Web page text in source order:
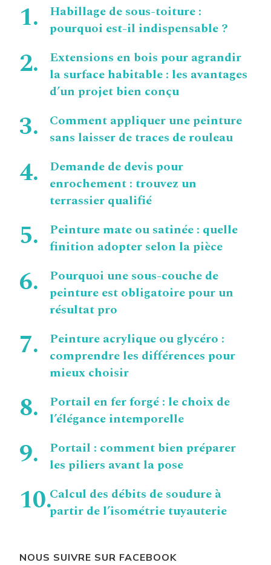
Habillage de sous-toiture :
pourquoi est-il indispensable ?
Extensions en bois pour agrandir
la surface habitable : les avantages
d’un projet bien conçu
Comment appliquer une peinture
sans laisser de traces de rouleau
Demande de devis pour
enrochement : trouvez un
terrassier qualifié
Peinture mate ou satinée : quelle
finition adopter selon la pièce
Pourquoi une sous-couche de
peinture est obligatoire pour un
résultat pro
Peinture acrylique ou glycéro :
comprendre les différences pour
mieux choisir
Portail en fer forgé : le choix de
l’élégance intemporelle
Portail : comment bien préparer
les piliers avant la pose
Calcul des débits de soudure à
partir de l’isométrie tuyauterie
NOUS SUIVRE SUR FACEBOOK